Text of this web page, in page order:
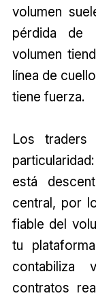
volumen
pérdida de
volumen
línea de
tiene fuerza.
Los
está
central, por
fiable del
tu
contratos